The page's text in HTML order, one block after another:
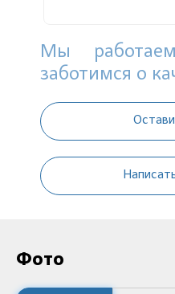
Мы
заботимся о
Фото